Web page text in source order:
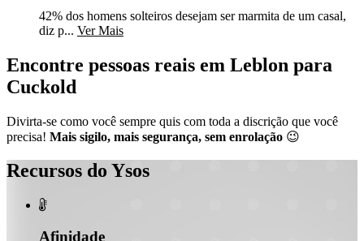
42% dos homens solteiros desejam ser marmita de um casal,
diz p... Ver Mais
Encontre pessoas reais em Leblon para
Cuckold
Divirta-se como você sempre quis com toda a discrição que você
precisa! Mais sigilo, mais segurança, sem enrolação 😉
Recursos do Ysos

Afinidade